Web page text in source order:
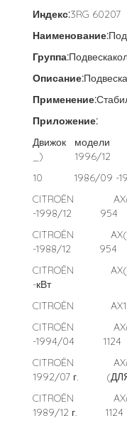
Индекс:3RG 60207
Наименование:
Группа:
Описание:Подвеска
Применение:
Приложение:
Движок
_) 1996/
10 1986/09
CITROËN
-1998/12
CITROËN
-1988/12
CITROËN
-кВт
CITROËN
CITROËN
-1994/04
CITROËN
1992/07 г.
CITROËN
1989/12 г.